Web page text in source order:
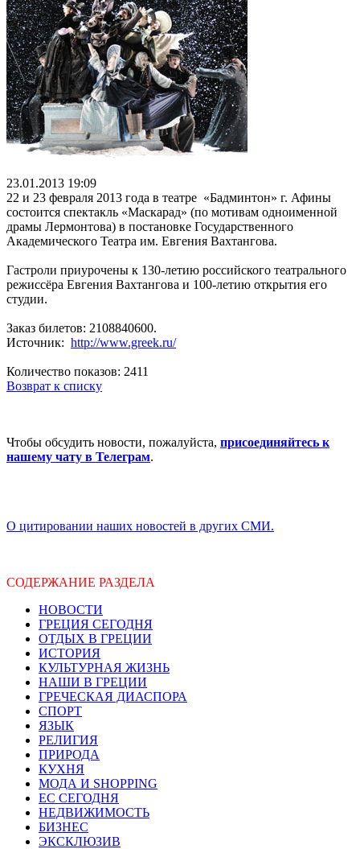
23.01.2013 19:09
22 и 23 февраля 2013 года в театре «Бадминтон» г. Афины
состоится спектакль «Маскарад» (по мотивам одноименной
драмы Лермонтова) в постановке Государственного
Академического Театра им. Евгения Вахтангова.
Гастроли приурочены к 130-летию российского театрального
режиссёра Евгения Вахтангова и 100-летию открытия его
студии.
Заказ билетов: 2108840600.
Источник: http://www.greek.ru/
Количество показов: 2411
Возврат к списку
Чтобы обсудить новости, пожалуйста, присоединяйтесь к
нашему чату в Телеграм.
О цитировании наших новостей в других СМИ.
СОДЕРЖАНИЕ РАЗДЕЛА
НОВОСТИ
ГРЕЦИЯ СЕГОДНЯ
ОТДЫХ В ГРЕЦИИ
ИСТОРИЯ
КУЛЬТУРНАЯ ЖИЗНЬ
НАШИ В ГРЕЦИИ
ГРЕЧЕСКАЯ ДИАСПОРА
СПОРТ
ЯЗЫК
РЕЛИГИЯ
ПРИРОДА
КУХНЯ
МОДА И SHOPPING
ЕС СЕГОДНЯ
НЕДВИЖИМОСТЬ
БИЗНЕС
ЭКСКЛЮЗИВ